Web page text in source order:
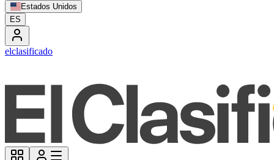
Estados Unidos
ES
elclasificado